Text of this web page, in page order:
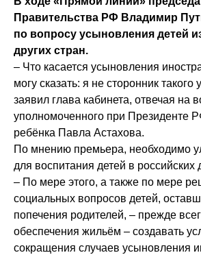
Правительства РФ Владимир
по вопросу усыновления детей
других стран.
– Что касается усыновления
могу сказать: я не сторонник
заявил глава кабинета, отвечая на
уполномоченного при Президенте
ребёнка Павла Астахова.
По мнению премьера, необходимо
для воспитания детей в российских
– По мере этого, а также по мере
социальных вопросов детей,
попечения родителей, – прежде
обеспечения жильём – создавать
сокращения случаев усыновления